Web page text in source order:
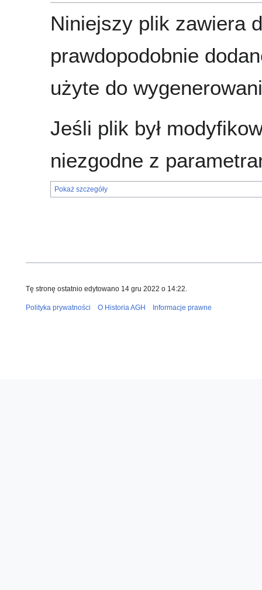
Niniejszy plik zawiera
prawdopodobnie
użyte do
Jeśli plik był
niezgodne z
Pokaż szczegóły
Tę stronę ostatnio edytowano 14 gru 2022 o 14:22.
Polityka prywatności O Historia AGH Informacje prawne